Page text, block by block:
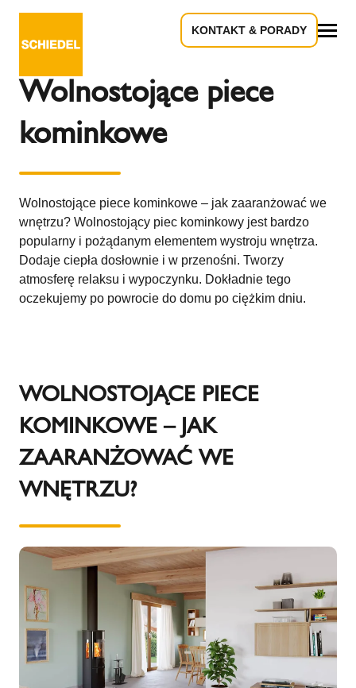
KONTAKT & PORADY
Wolnostojące piece
kominkowe
Wolnostojące piece kominkowe – jak zaaranżować we
wnętrzu? Wolnostojący piec kominkowy jest bardzo
popularny i pożądanym elementem wystroju wnętrza.
Dodaje ciepła dosłownie i w przenośni. Tworzy
atmosferę relaksu i wypoczynku. Dokładnie tego
oczekujemy po powrocie do domu po ciężkim dniu.
WOLNOSTOJĄCE PIECE
KOMINKOWE – JAK
ZAARANŻOWAĆ WE
WNĘTRZU?